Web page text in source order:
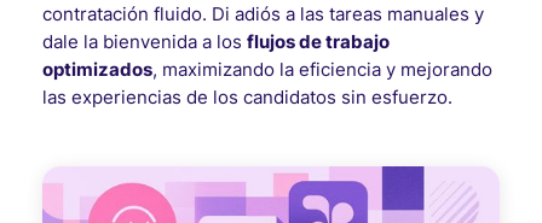
contratación fluido. Di adiós a las tareas manuales y
dale la bienvenida a los flujos de trabajo
optimizados, maximizando la eficiencia y mejorando
las experiencias de los candidatos sin esfuerzo.